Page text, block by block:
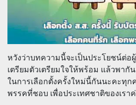
หวังว่าบทความนี้จะเป็นประโยชน์ต่
เตรียมตัวเตรียมใจให้พร้อม แล้วพากั
ในการเลือกตั้งครั้งใหม่นี้กันนะคะทุก
พรรคที่ชอบ เพื่อประเทศชาติของเรา